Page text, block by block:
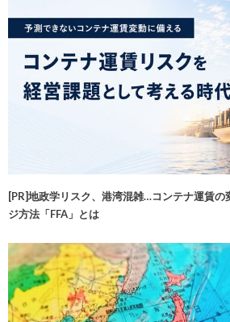
[PR]地政学リスク、港湾混雑…コンテナ運賃の
ジ方法「FFA」とは